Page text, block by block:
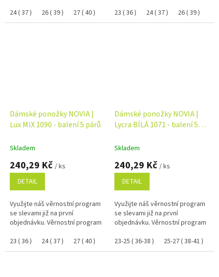
24 ( 37 )
26 ( 39 ) 27 ( 40 ) 25 ( 38 )
23 ( 36 )
24 ( 37 ) 26 ( 39 )
Dámské ponožky NOVIA |
Lux MIX 1090 - balení 5 párů
Skladem
240,29 Kč / ks
DETAIL
Využijte náš věrnostní program
se slevami již na první
objednávku. Věrnostní program
23 ( 36 )
24 ( 37 ) 27 ( 40 ) 25 ( 38 )
Dámské ponožky NOVIA |
Lycra BÍLÁ 1071 - balení 5
Skladem
240,29 Kč / ks
DETAIL
Využijte náš věrnostní program
se slevami již na první
objednávku. Věrnostní program
23-25 ( 36-38 )
25-27 ( 38-41 )